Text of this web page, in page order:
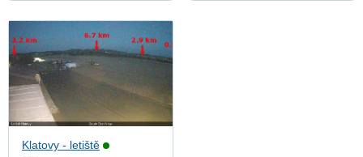
Klatovy - letiště